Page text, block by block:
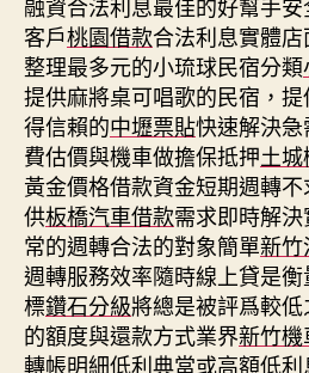
客戶桃園借款合法利息實體
整理最多元的小琉球民宿分類
提供麻將桌可唱歌的民宿，
得信賴的中壢票貼快速解決
費估價與機車做擔保抵押土
黃金價格借款資金短期週轉
供板橋汽車借款需求即時解
常的週轉合法的對象簡單新竹
週轉服務效率隨時線上貸是
標鑽石分級將總是被評爲較
的額度與還款方式業界新竹
轉帳明細低利典當或高額低